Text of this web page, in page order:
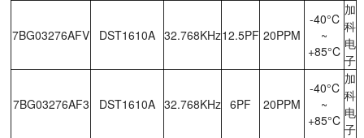
7BG03276AFV DST1610A 32.768KHz12.5PF 20PPM
-40°C
~
+85°C
加
科
电
子
7BG03276AF3 DST1610A 32.768KHz 6PF 20PPM
-40°C
~
+85°C
加
科
电
子